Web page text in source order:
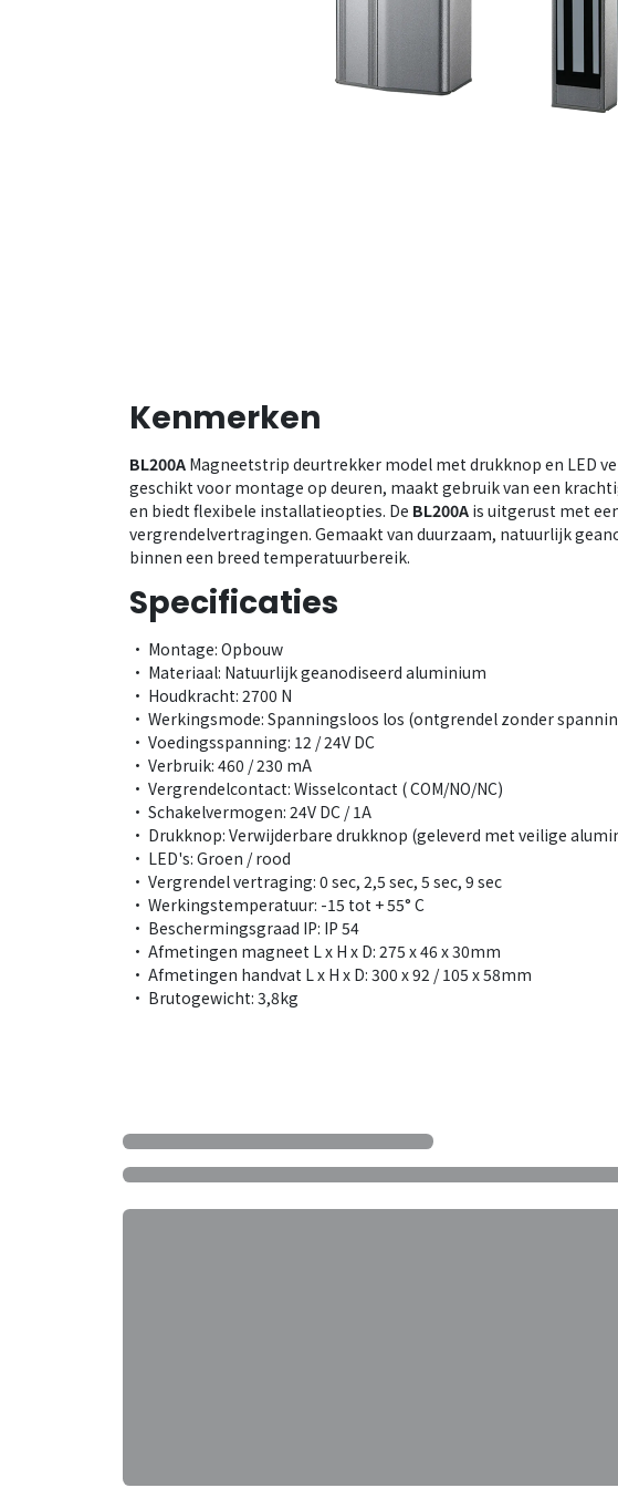
Kenmerken
BL200A Magneetstrip deurtrekker model met drukknop en LED
geschikt voor montage op deuren, maakt gebruik van een
en biedt flexibele installatieopties. De BL200A is uitgerust met
vergrendelvertragingen. Gemaakt van duurzaam, natuurlijk
binnen een breed temperatuurbereik.
Specificaties
• Montage: Opbouw
• Materiaal: Natuurlijk geanodiseerd aluminium
• Houdkracht: 2700 N
• Werkingsmode: Spanningsloos los (ontgrendel zonder
• Voedingsspanning: 12 / 24V DC
• Verbruik: 460 / 230 mA
• Vergrendelcontact: Wisselcontact ( COM/NO/NC)
• Schakelvermogen: 24V DC / 1A
• Drukknop: Verwijderbare drukknop (geleverd met veilige
• LED's: Groen / rood
• Vergrendel vertraging: 0 sec, 2,5 sec, 5 sec, 9 sec
• Werkingstemperatuur: -15 tot + 55° C
• Beschermingsgraad IP: IP 54
• Afmetingen magneet L x H x D: 275 x 46 x 30mm
• Afmetingen handvat L x H x D: 300 x 92 / 105 x 58mm
• Brutogewicht: 3,8kg